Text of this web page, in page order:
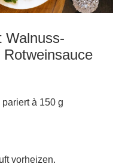
Walnuss-
à 150 g
vorheizen.